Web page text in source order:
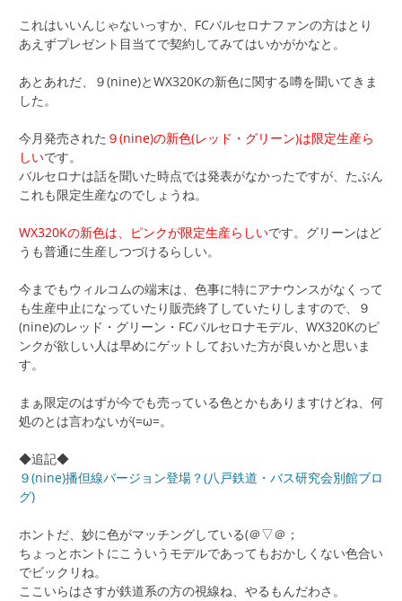
これはいいんじゃないっすか、FCバルセロナファンの方はとり
あえずプレゼント目当てで契約してみてはいかがかなと。
あとあれだ、９(nine)とWX320Kの新色に関する噂を聞いてきま
した。
今月発売された ９(nine)の新色(レッド・グリーン)は限定生産ら
しいです。
バルセロナは話を聞いた時点では発表がなかったですが、たぶん
これも限定生産なのでしょうね。
WX320Kの新色は、ピンクが限定生産らしいです。グリーンはど
うも普通に生産しつづけるらしい。
今までもウィルコムの端末は、色事に特にアナウンスがなくって
も生産中止になっていたり販売終了していたりしますので、９
(nine)のレッド・グリーン・FCバルセロナモデル、WX320Kのピ
ンクが欲しい人は早めにゲットしておいた方が良いかと思いま
す。
まぁ限定のはずが今でも売っている色とかもありますけどね、何
処のとは言わないが(=ω=。
◆追記◆
９(nine)播但線バージョン登場？(八戸鉄道・バス研究会別館ブロ
グ)
ホントだ、妙に色がマッチングしている(＠▽＠；
ちょっとホントにこういうモデルであってもおかしくない色合い
でビックリね。
ここいらはさすが鉄道系の方の視線ね、やるもんだわさ。